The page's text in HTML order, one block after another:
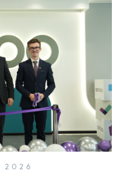
sektor strategis.
sumber daya
2026